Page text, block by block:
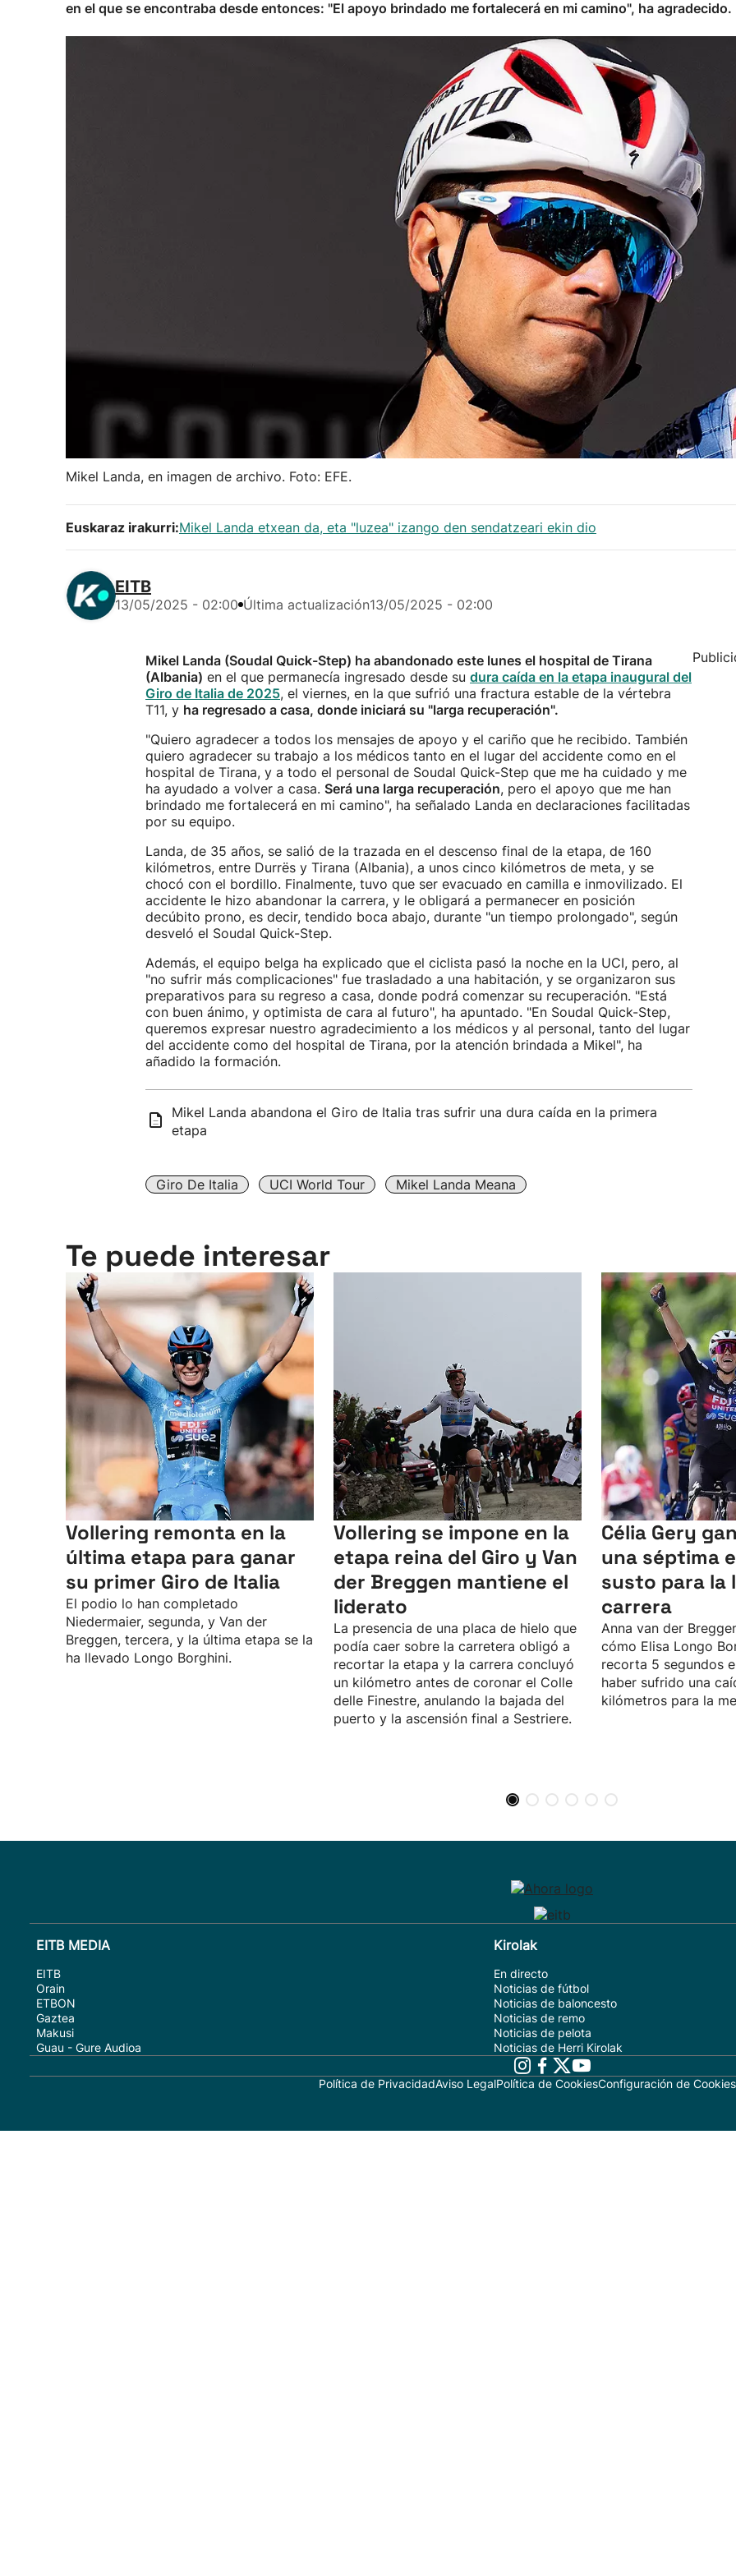
en el que se encontraba desde entonces: "El apoyo brindado me fortalecerá en mi camino", ha agradecido.
Mikel Landa, en imagen de archivo. Foto: EFE.
Euskaraz irakurri:Mikel Landa etxean da, eta "luzea" izango den sendatzeari ekin dio
EITB
13/05/2025 - 02:00 Última actualización13/05/2025 - 02:00
Mikel Landa (Soudal Quick-Step) ha abandonado este lunes el hospital de Tirana
(Albania) en el que permanecía ingresado desde su dura caída en la etapa inaugural del
Giro de Italia de 2025, el viernes, en la que sufrió una fractura estable de la vértebra
T11, y ha regresado a casa, donde iniciará su "larga recuperación".
"Quiero agradecer a todos los mensajes de apoyo y el cariño que he recibido. También
quiero agradecer su trabajo a los médicos tanto en el lugar del accidente como en el
hospital de Tirana, y a todo el personal de Soudal Quick-Step que me ha cuidado y me
ha ayudado a volver a casa. Será una larga recuperación, pero el apoyo que me han
brindado me fortalecerá en mi camino", ha señalado Landa en declaraciones facilitadas
por su equipo.
Landa, de 35 años, se salió de la trazada en el descenso final de la etapa, de 160
kilómetros, entre Durrës y Tirana (Albania), a unos cinco kilómetros de meta, y se
chocó con el bordillo. Finalmente, tuvo que ser evacuado en camilla e inmovilizado. El
accidente le hizo abandonar la carrera, y le obligará a permanecer en posición
decúbito prono, es decir, tendido boca abajo, durante "un tiempo prolongado", según
desveló el Soudal Quick-Step.
Además, el equipo belga ha explicado que el ciclista pasó la noche en la UCI, pero, al
"no sufrir más complicaciones" fue trasladado a una habitación, y se organizaron sus
preparativos para su regreso a casa, donde podrá comenzar su recuperación. "Está
con buen ánimo, y optimista de cara al futuro", ha apuntado. "En Soudal Quick-Step,
queremos expresar nuestro agradecimiento a los médicos y al personal, tanto del lugar
del accidente como del hospital de Tirana, por la atención brindada a Mikel", ha
añadido la formación.
Mikel Landa abandona el Giro de Italia tras sufrir una dura caída en la primera
etapa
Giro De Italia UCI World Tour Mikel Landa Meana
Te puede interesar
Vollering remonta en la
última etapa para ganar
su primer Giro de Italia
El podio lo han completado
Niedermaier, segunda, y Van der
Breggen, tercera, y la última etapa se la
ha llevado Longo Borghini.
Vollering se impone en la
etapa reina del Giro y Van
der Breggen mantiene el
liderato
La presencia de una placa de hielo que
podía caer sobre la carretera obligó a
recortar la etapa y la carrera concluyó
un kilómetro antes de coronar el Colle
delle Finestre, anulando la bajada del
puerto y la ascensión final a Sestriere.
Célia Gery
una séptima
susto para la
carrera
Anna van der
cómo Elisa Longo
recorta 5 segundos
haber sufrido una
kilómetros para la
EITB MEDIA
EITB
Orain
ETBON
Gaztea
Makusi
Guau - Gure Audioa
Kirolak
En directo
Noticias de fútbol
Noticias de baloncesto
Noticias de remo
Noticias de pelota
Noticias de Herri Kirolak
Política de PrivacidadAviso LegalPolítica de CookiesConfiguración de Cookies